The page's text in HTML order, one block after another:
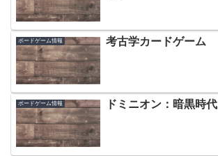
ボードゲーム情報 考古学カードゲーム
ボードゲーム情報 ドミニオン：暗黒時代